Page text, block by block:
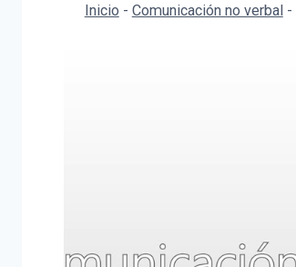
Inicio - Comunicación no verbal-